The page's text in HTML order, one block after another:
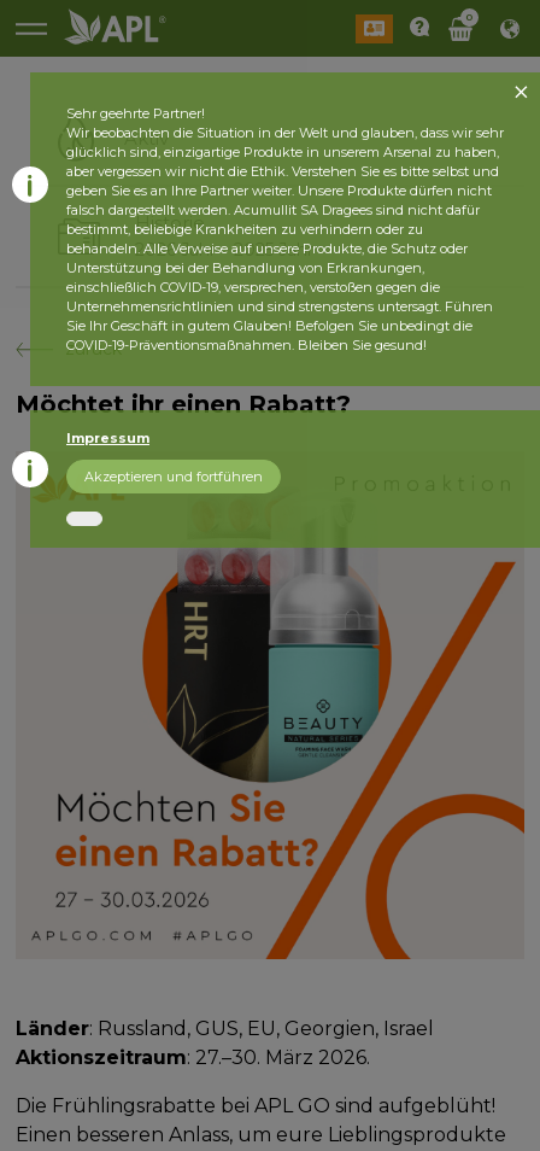
0
Aktiv
Historie
2026 Jahr 2025 Jahr
zurück
Möchtet ihr einen Rabatt?
Länder: Russland, GUS, EU, Georgien, Israel
Aktionszeitraum: 27.–30. März 2026.
Die Frühlingsrabatte bei APL GO sind aufgeblüht!
Einen besseren Anlass, um eure Lieblingsprodukte
Sehr geehrte Partner!
Wir beobachten die Situation in der Welt und glauben, dass wir sehr
glücklich sind, einzigartige Produkte in unserem Arsenal zu haben,
aber vergessen wir nicht die Ethik. Verstehen Sie es bitte selbst und
geben Sie es an Ihre Partner weiter. Unsere Produkte dürfen nicht
falsch dargestellt werden. Acumullit SA Dragees sind nicht dafür
bestimmt, beliebige Krankheiten zu verhindern oder zu
behandeln. Alle Verweise auf unsere Produkte, die Schutz oder
Unterstützung bei der Behandlung von Erkrankungen,
einschließlich COVID-19, versprechen, verstoßen gegen die
Unternehmensrichtlinien und sind strengstens untersagt. Führen
Sie Ihr Geschäft in gutem Glauben! Befolgen Sie unbedingt die
COVID-19-Präventionsmaßnahmen. Bleiben Sie gesund!
Impressum
Akzeptieren und fortführen